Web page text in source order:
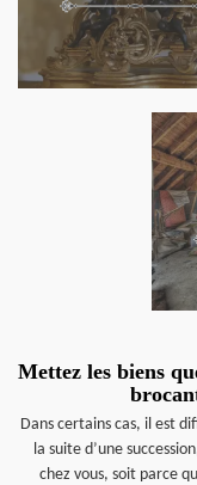
Mettez les biens
Dans certains cas, il est
la suite d’une
chez vous, soit parce